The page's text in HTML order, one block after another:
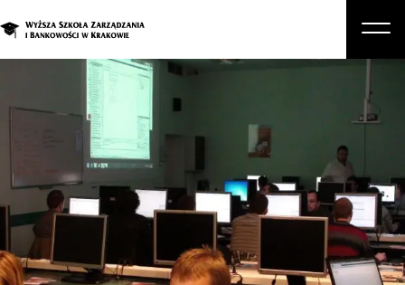
O nas
Studia
Studia podyplomowe i kursy
Kandydat
Student
Biznes